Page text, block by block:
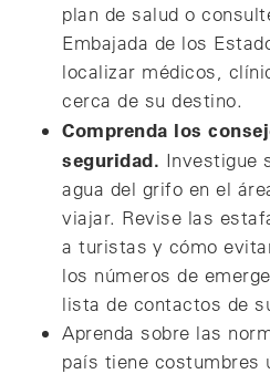
plan de salud o
Embajada de los
localizar médicos,
cerca de su destino.
Comprenda los
seguridad. Investigue
agua del grifo en el
viajar. Revise las
a turistas y cómo
los números de
lista de contactos de
Aprenda sobre las
país tiene costumbres